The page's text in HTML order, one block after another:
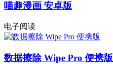
喵趣漫画 安卓版
电子阅读
数据擦除 Wipe Pro 便携版